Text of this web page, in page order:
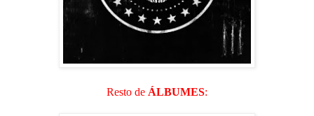
Resto de ÁLBUMES: